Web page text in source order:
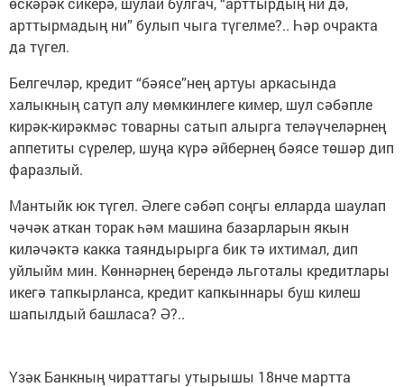
арттырмадың ни” булып чыга түгелме?.. Һәр очракта
да түгел.
Белгечләр, кредит “бәясе”нең артуы аркасында
халыкның сатуп алу мөмкинлеге кимер, шул сәбәпле
кирәк-кирәкмәс товарны сатып алырга теләүчеләрнең
аппетиты сүрелер, шуңа күрә әйбернең бәясе төшәр дип
фаразлый.
Мантыйк юк түгел. Әлеге сәбәп соңгы елларда шаулап
чәчәк аткан торак һәм машина базарларын якын
киләчәктә какка таяндырырга бик тә ихтимал, дип
уйлыйм мин. Көннәрнең берендә льготалы кредитлары
икегә тапкырланса, кредит капкыннары буш килеш
шапылдый башласа? Ә?..
Үзәк Банкның чираттагы утырышы 18нче мартта